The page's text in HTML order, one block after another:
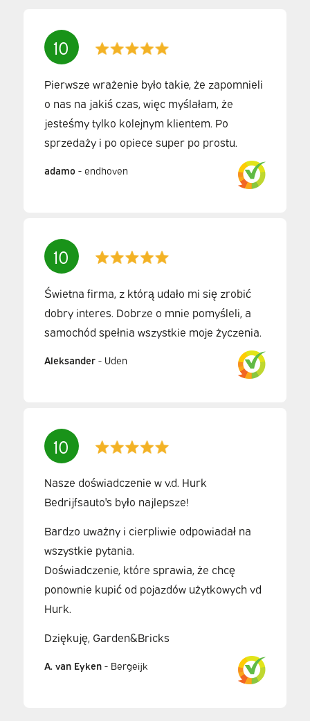
10
Pierwsze wrażenie było takie, że zapomnieli
o nas na jakiś czas, więc myślałam, że
jesteśmy tylko kolejnym klientem. Po
sprzedaży i po opiece super po prostu.
adamo - endhoven
10
Świetna firma, z którą udało mi się zrobić
dobry interes. Dobrze o mnie pomyśleli, a
samochód spełnia wszystkie moje życzenia.
Aleksander- Uden
10
Nasze doświadczenie w v.d. Hurk
Bedrijfsauto's było najlepsze!
Bardzo uważny i cierpliwie odpowiadał na
wszystkie pytania.
Doświadczenie, które sprawia, że chcę
ponownie kupić od pojazdów użytkowych vd
Hurk.
Dziękuję, Garden&Bricks
A. van Eyken- Bergeijk